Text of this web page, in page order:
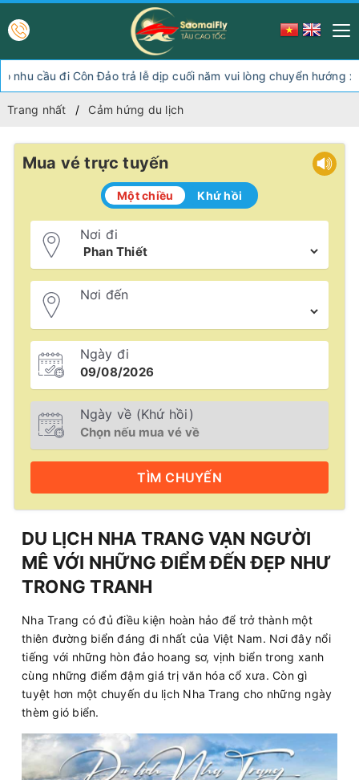
Đảo trả lễ dịp cuối năm vui lòng chuyển hướng xuống Sóc
Trang nhất Cảm hứng du lịch
Mua vé trực tuyến
Một chiều Khứ hồi
Nơi đi
Nơi đến
Ngày đi
Ngày về (Khứ hồi)
TÌM CHUYẾN
DU LỊCH NHA TRANG VẠN NGƯỜI
MÊ VỚI NHỮNG ĐIỂM ĐẾN ĐẸP NHƯ
TRONG TRANH
Nha Trang có đủ điều kiện hoàn hảo để trở thành một
thiên đường biển đáng đi nhất của Việt Nam. Nơi đây nổi
tiếng với những hòn đảo hoang sơ, vịnh biển trong xanh
cùng những điểm đậm giá trị văn hóa cổ xưa. Còn gì
tuyệt hơn một chuyến du lịch Nha Trang cho những ngày
thèm gió biển.